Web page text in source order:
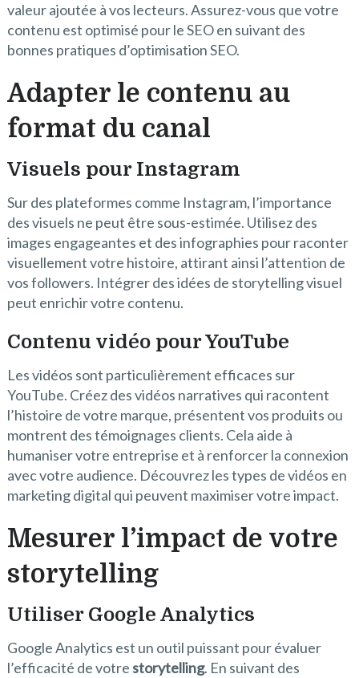
valeur ajoutée à vos lecteurs. Assurez-vous que votre
contenu est optimisé pour le SEO en suivant des
bonnes pratiques d’optimisation SEO.
Adapter le contenu au
format du canal
Visuels pour Instagram
Sur des plateformes comme Instagram, l’importance
des visuels ne peut être sous-estimée. Utilisez des
images engageantes et des infographies pour raconter
visuellement votre histoire, attirant ainsi l’attention de
vos followers. Intégrer des idées de storytelling visuel
peut enrichir votre contenu.
Contenu vidéo pour YouTube
Les vidéos sont particulièrement efficaces sur
YouTube. Créez des vidéos narratives qui racontent
l’histoire de votre marque, présentent vos produits ou
montrent des témoignages clients. Cela aide à
humaniser votre entreprise et à renforcer la connexion
avec votre audience. Découvrez les types de vidéos en
marketing digital qui peuvent maximiser votre impact.
Mesurer l’impact de votre
storytelling
Utiliser Google Analytics
Google Analytics est un outil puissant pour évaluer
l’efficacité de votrestorytelling. En suivant des